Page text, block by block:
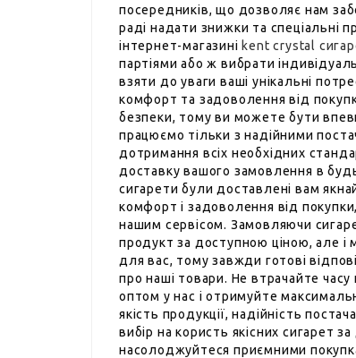
посередників, що дозволяє нам
раді надати знижки та спеціальні
інтернет-магазині kent crystal
партіями або ж вибрати
взяти до уваги ваші унікальні
комфорт та задоволення від
безпеки, тому ви можете бути
працюємо тільки з надійними
дотримання всіх необхідних
доставку вашого замовлення в
сигарети були доставлені вам
комфорт і задоволення від
нашим сервісом. Замовляючи
продукт за доступною ціною, але і
для вас, тому завжди готові
про наші товари. Не втрачайте часу
оптом у нас і отримуйте
якість продукції, надійність
вибір на користь якісних сигарет
насолоджуйтеся приємними